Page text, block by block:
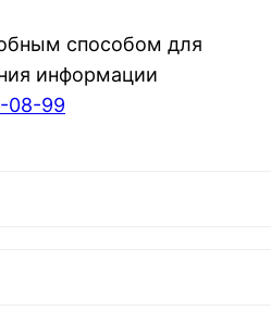
способом для
информации
08-99